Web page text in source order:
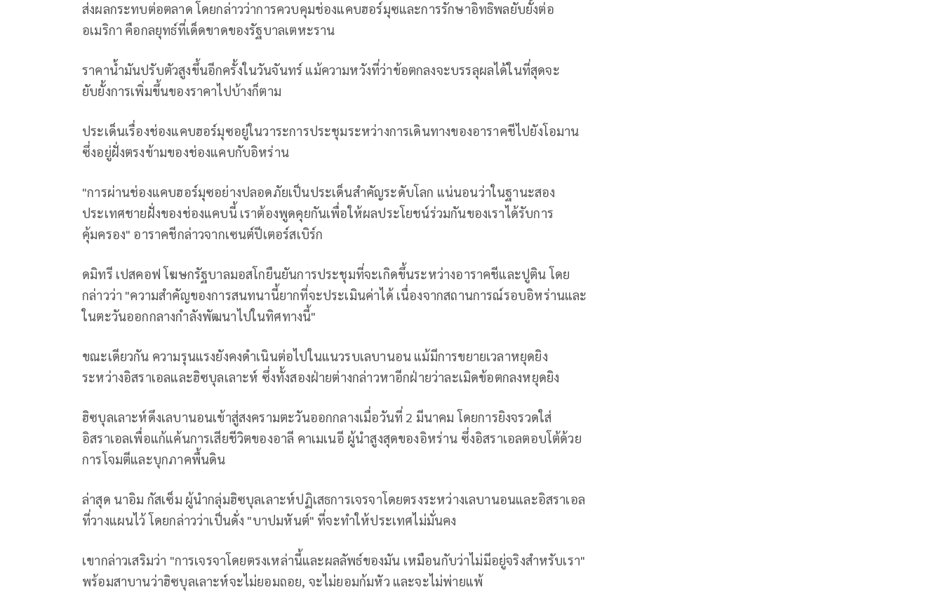
ส่งผลกระทบต่อตลาด โดยกล่าวว่าการควบคุมช่องแคบฮอร์มุซและการรักษาอิทธิพลยับยั้งต่อ
อเมริกา คือกลยุทธ์ที่เด็ดขาดของรัฐบาลเตหะราน
ราคาน้ำมันปรับตัวสูงขึ้นอีกครั้งในวันจันทร์ แม้ความหวังที่ว่าข้อตกลงจะบรรลุผลได้ในที่สุดจะ
ยับยั้งการเพิ่มขึ้นของราคาไปบ้างก็ตาม
ประเด็นเรื่องช่องแคบฮอร์มุซอยู่ในวาระการประชุมระหว่างการเดินทางของอาราคชีไปยังโอมาน
ซึ่งอยู่ฝั่งตรงข้ามของช่องแคบกับอิหร่าน
"การผ่านช่องแคบฮอร์มุซอย่างปลอดภัยเป็นประเด็นสำคัญระดับโลก แน่นอนว่าในฐานะสอง
ประเทศชายฝั่งของช่องแคบนี้ เราต้องพูดคุยกันเพื่อให้ผลประโยชน์ร่วมกันของเราได้รับการ
คุ้มครอง" อาราคชีกล่าวจากเซนต์ปีเตอร์สเบิร์ก
ดมิทรี เปสคอฟ โฆษกรัฐบาลมอสโกยืนยันการประชุมที่จะเกิดขึ้นระหว่างอาราคชีและปูติน โดย
กล่าวว่า "ความสำคัญของการสนทนานี้ยากที่จะประเมินค่าได้ เนื่องจากสถานการณ์รอบอิหร่านและ
ในตะวันออกกลางกำลังพัฒนาไปในทิศทางนี้"
ขณะเดียวกัน ความรุนแรงยังคงดำเนินต่อไปในแนวรบเลบานอน แม้มีการขยายเวลาหยุดยิง
ระหว่างอิสราเอลและฮิซบุลเลาะห์ ซึ่งทั้งสองฝ่ายต่างกล่าวหาอีกฝ่ายว่าละเมิดข้อตกลงหยุดยิง
ฮิซบุลเลาะห์ดึงเลบานอนเข้าสู่สงครามตะวันออกกลางเมื่อวันที่ 2 มีนาคม โดยการยิงจรวดใส่
อิสราเอลเพื่อแก้แค้นการเสียชีวิตของอาลี คาเมเนอี ผู้นำสูงสุดของอิหร่าน ซึ่งอิสราเอลตอบโต้ด้วย
การโจมตีและบุกภาคพื้นดิน
ล่าสุด นาอิม กัสเซ็ม ผู้นำกลุ่มฮิซบุลเลาะห์ปฏิเสธการเจรจาโดยตรงระหว่างเลบานอนและอิสราเอล
ที่วางแผนไว้ โดยกล่าวว่าเป็นดั่ง "บาปมหันต์" ที่จะทำให้ประเทศไม่มั่นคง
เขากล่าวเสริมว่า "การเจรจาโดยตรงเหล่านี้และผลลัพธ์ของมัน เหมือนกับว่าไม่มีอยู่จริงสำหรับเรา"
พร้อมสาบานว่าฮิซบุลเลาะห์จะไม่ยอมถอย, จะไม่ยอมก้มหัว และจะไม่พ่ายแพ้